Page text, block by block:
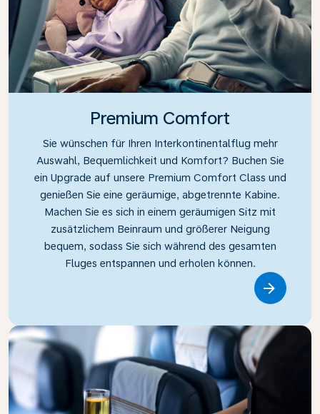
Premium Comfort
Sie wünschen für Ihren Interkontinentalflug mehr
Auswahl, Bequemlichkeit und Komfort? Buchen Sie
ein Upgrade auf unsere Premium Comfort Class und
genießen Sie eine geräumige, abgetrennte Kabine.
Machen Sie es sich in einem geräumigen Sitz mit
zusätzlichem Beinraum und größerer Neigung
bequem, sodass Sie sich während des gesamten
Fluges entspannen und erholen können.